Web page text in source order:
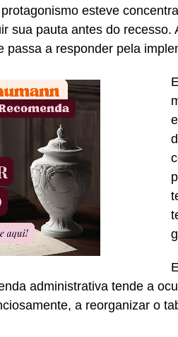
esteve
sua pauta antes do
passa a responder pela
administrativa tende a
a reorganizar o